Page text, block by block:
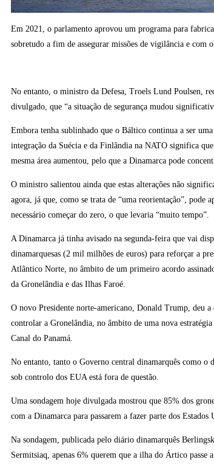
Em 2021, o parlamento aprovou um programa para
sobretudo a fim de assegurar missões de vigilância e com
No entanto, o ministro da Defesa, Troels Lund Poulsen,
divulgado, que “a situação de segurança mudou
Embora tenha sublinhado que o Báltico continua a ser
integração da Suécia e da Finlândia na NATO significa
mesma área aumentou, pelo que a Dinamarca pode
O ministro salientou ainda que estas alterações não
agora, já que, como se trata de “uma reorientação”, pode
necessário começar do zero, o que levaria “muito tempo”.
A Dinamarca já tinha avisado na segunda-feira que vai
dinamarquesas (2 mil milhões de euros) para reforçar a
Atlântico Norte, no âmbito de um primeiro acordo
da Gronelândia e das Ilhas Faroé.
O novo Presidente norte-americano, Donald Trump, deu a
controlar a Gronelândia, no âmbito de uma nova
Canal do Panamá.
No entanto, tanto o Governo central dinamarquês como o
sob controlo dos EUA está fora de questão.
Uma sondagem hoje divulgada mostrou que 85% dos
com a Dinamarca para passarem a fazer parte dos Estados
Na sondagem, publicada pelo diário dinamarquês
Sermitsiaq, apenas 6% querem que a ilha do Ártico passe